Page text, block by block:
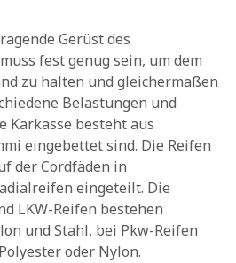
Gerüst des
fest genug sein, um dem
zu halten und gleichermaßen
Belastungen und
Karkasse besteht aus
eingebettet sind. Die Reifen
der Cordfäden in
eingeteilt. Die
LKW-Reifen bestehen
und Stahl, bei Pkw-Reifen
oder Nylon.